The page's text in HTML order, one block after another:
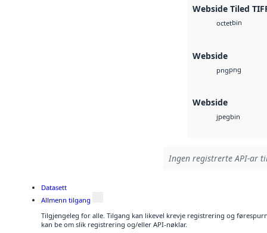
Webside Tiled
octetbin
Webside
pngpng
Webside
jpegbin
Ingen registrerte API-ar
Datasett
Allmenn tilgang
Tilgjengeleg for alle. Tilgang kan likevel krevje registrering og
kan be om slik registrering og/eller API-nøklar.